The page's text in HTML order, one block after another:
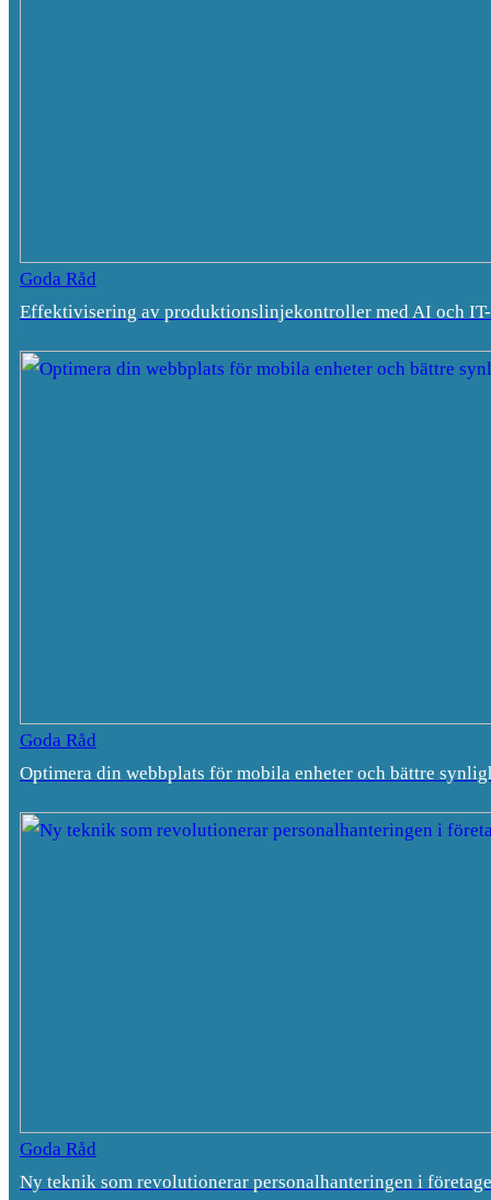
Goda Råd
Effektivisering av produktionslinjekontroller med AI och
Goda Råd
Optimera din webbplats för mobila enheter och bättre
Goda Råd
Ny teknik som revolutionerar personalhanteringen i